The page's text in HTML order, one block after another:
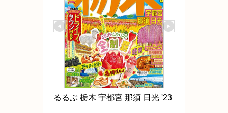
るるぶ 栃木 宇都宮 那須 日光 '23